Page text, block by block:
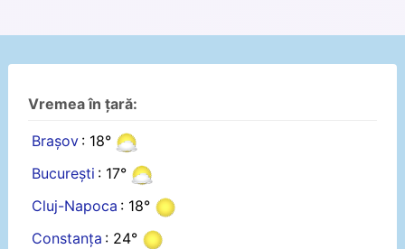
Vremea în țară:
Brașov : 18°
București : 17°
Cluj-Napoca : 18°
Constanța : 24°